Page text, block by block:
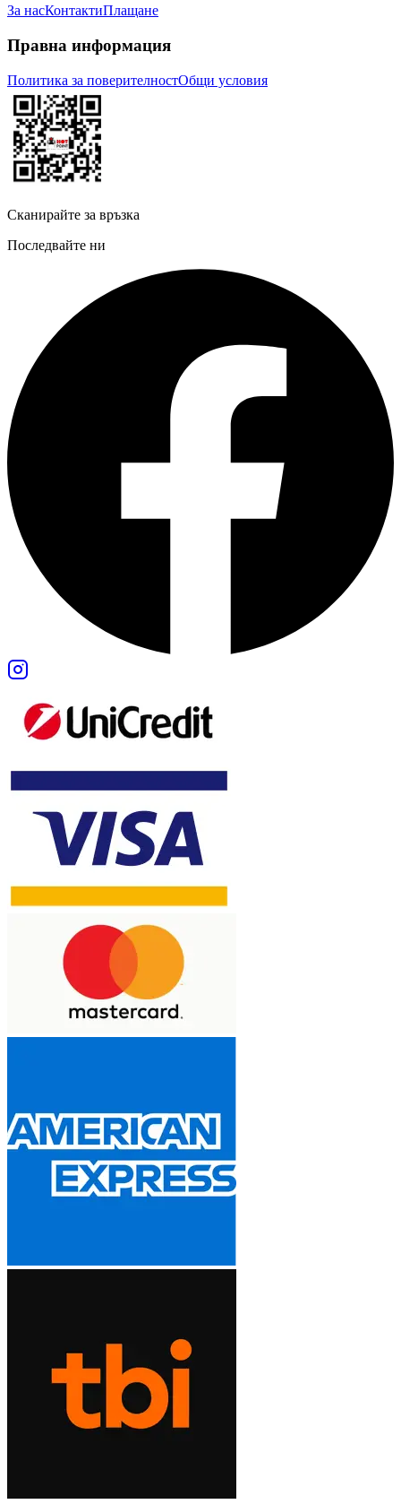
За насКонтактиПлащане
Правна информация
Политика за поверителностОбщи условия
Сканирайте за връзка
Последвайте ни